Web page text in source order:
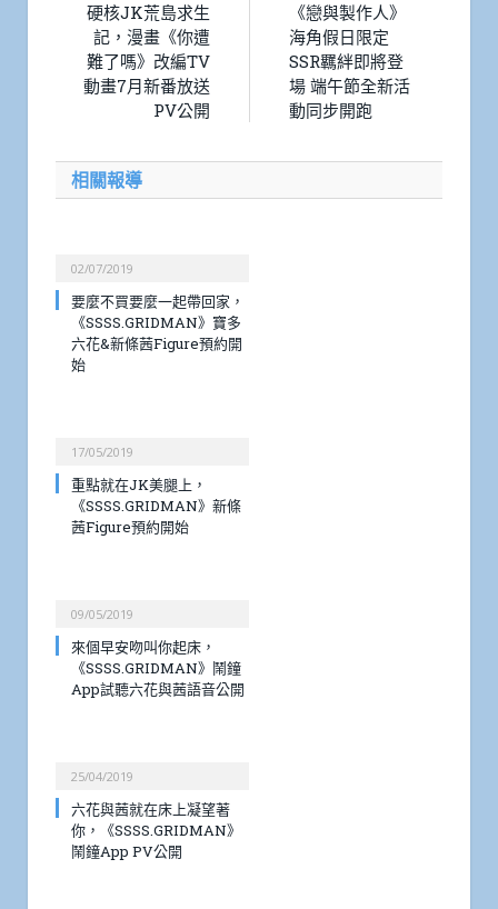
硬核JK荒島求生
記，漫畫《你遭
難了嗎》改編TV
動畫7月新番放送
PV公開
《戀與製作人》
海角假日限定
SSR羈絆即將登
場 端午節全新活
動同步開跑
相關報導
02/07/2019
要麼不買要麼一起帶回家，
《SSSS.GRIDMAN》寶多
六花&新條茜Figure預約開
始
17/05/2019
重點就在JK美腿上，
《SSSS.GRIDMAN》新條
茜Figure預約開始
09/05/2019
來個早安吻叫你起床，
《SSSS.GRIDMAN》鬧鐘
App試聽六花與茜語音公開
25/04/2019
六花與茜就在床上凝望著
你，《SSSS.GRIDMAN》
鬧鐘App PV公開